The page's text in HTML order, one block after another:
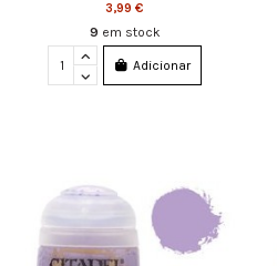
3,99 €
9 em stock
Adicionar